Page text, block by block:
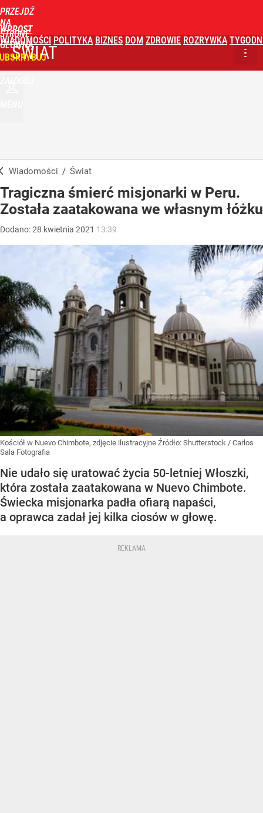
PRZEJDŹ
NA
STRONĘ
GŁÓWNĄ
WPROST
WIADOMOŚCI POLITYKA BIZNES DOM ZDROWIE ROZRYWKA
ŚWIAT
Wiadomości / Świat
Tragiczna śmierć misjonarki w Peru.
Została zaatakowana we własnym łóżku
Dodano:28 kwietnia 2021 13:39
Kościół w Nuevo Chimbote, zdjęcie ilustracyjne Źródło: Shutterstock / Carlos
Sala Fotografia
Nie udało się uratować życia 50-letniej Włoszki,
która została zaatakowana w Nuevo Chimbote.
Świecka misjonarka padła ofiarą napaści,
a oprawca zadał jej kilka ciosów w głowę.